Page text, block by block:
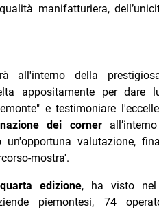
manifatturiera,
all'interno della
appositamente per dare
e testimoniare
dei corner
un'opportuna valutazione,
mostra'.
quarta edizione, ha visto
piemontesi, 74